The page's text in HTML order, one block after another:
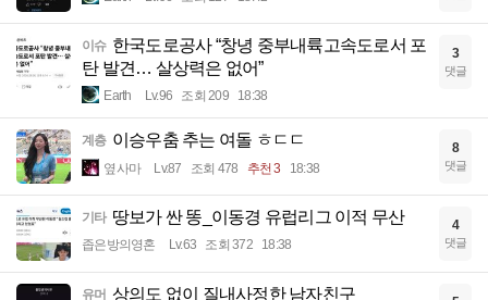
이슈 한국도로공사 “창녕 중부내륙고속도로서 포
탄 발견… 살상력은 없어”
Earth Lv.96 조회 209 18:38
3
댓글
계층 이승우춤 추는 여돌 ㅎㄷㄷ
옆사마 Lv.87 조회 478 추천 3 18:38
8
댓글
기타 땅보가 싼 똥_이동경 유럽리그 이적 무산
좁은방의영혼 Lv.63 조회 372 18:38
4
댓글
유머 상의도 없이 질내사정한 남자친구